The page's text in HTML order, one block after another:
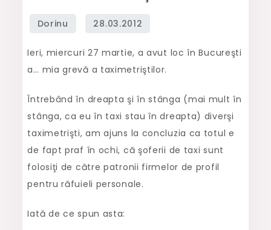
Ieri, miercuri 27 martie, a avut loc în Bucureşti
a… mia grevă a taximetriştilor.
Întrebând în dreapta şi în stânga (mai mult în
stânga, ca eu în taxi stau în dreapta) diverşi
taximetrişti, am ajuns la concluzia ca totul e
de fapt praf în ochi, că şoferii de taxi sunt
folosiţi de către patronii firmelor de profil
pentru răfuieli personale.
Iată de ce spun asta: